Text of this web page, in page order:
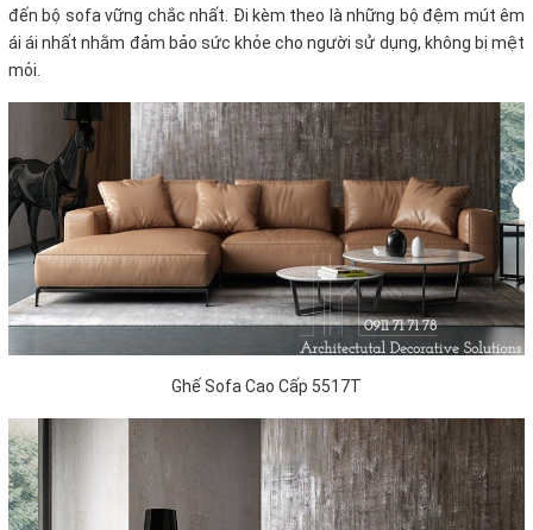
đến bộ sofa vững chắc nhất. Đi kèm theo là những bộ đệm mút êm
ái ái nhất nhằm đảm bảo sức khỏe cho người sử dụng, không bị mệt
mỏi.
Ghế Sofa Cao Cấp 5517T